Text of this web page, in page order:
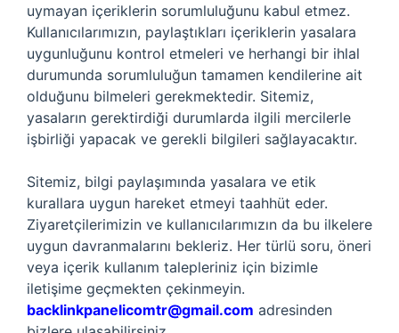
uymayan içeriklerin sorumluluğunu kabul etmez.
Kullanıcılarımızın, paylaştıkları içeriklerin yasalara
uygunluğunu kontrol etmeleri ve herhangi bir ihlal
durumunda sorumluluğun tamamen kendilerine ait
olduğunu bilmeleri gerekmektedir. Sitemiz,
yasaların gerektirdiği durumlarda ilgili mercilerle
işbirliği yapacak ve gerekli bilgileri sağlayacaktır.
Sitemiz, bilgi paylaşımında yasalara ve etik
kurallara uygun hareket etmeyi taahhüt eder.
Ziyaretçilerimizin ve kullanıcılarımızın da bu ilkelere
uygun davranmalarını bekleriz. Her türlü soru, öneri
veya içerik kullanım talepleriniz için bizimle
iletişime geçmekten çekinmeyin.
backlinkpanelicomtr@gmail.com adresinden